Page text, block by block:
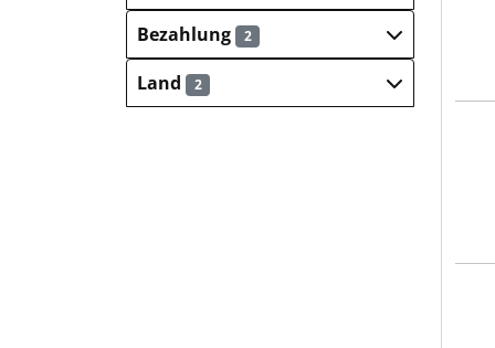
Bezahlung 2
Land 2